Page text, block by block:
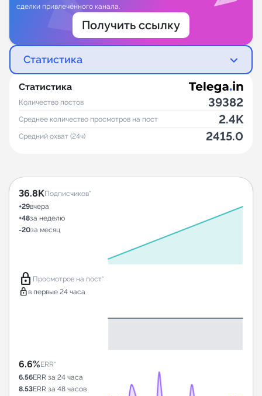
сделки привлечённого канала.
Получить ссылку
Статистика
Статистика
Количество постов 39382
Среднее количество просмотров на пост 2.4K
Средний охват (24ч) 2415.0
36.8KПодписчиков*
+29вчера
+48за неделю
-20за месяц
lock Просмотров на пост*
lock в первые 24 часа
6.6%ERR*
6.56ERR за 24 часа
8.53ERR за 48 часов